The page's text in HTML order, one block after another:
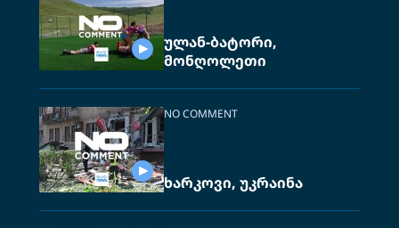
ულან-ბატორი,
მონღოლეთი
NO COMMENT
ხარკოვი, უკრაინა